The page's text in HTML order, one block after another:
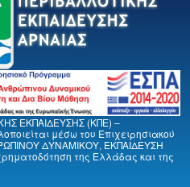
ΕΚΠΑΙΔΕΥΣΗΣ (ΚΠΕ) –
μέσω του Επιχειρησιακού
ΔΥΝΑΜΙΚΟΥ, ΕΚΠΑΙΔΕΥΣΗ
της Ελλάδας και της